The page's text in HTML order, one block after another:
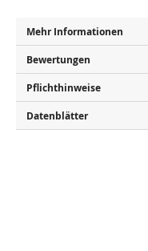
Mehr Informationen
Bewertungen
Pflichthinweise
Datenblätter